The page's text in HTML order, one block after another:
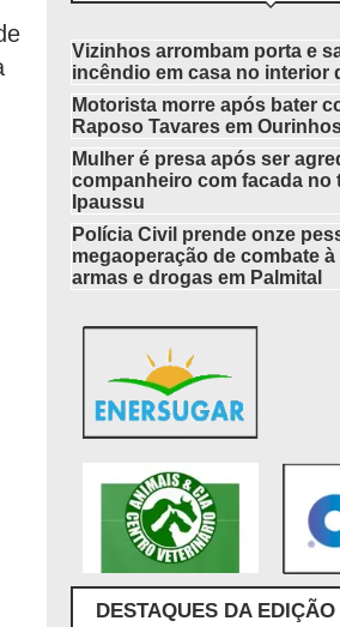
Vizinhos arrombam porta e
incêndio em casa no interior
Motorista morre após bater
Raposo Tavares em
Mulher é presa após ser
companheiro com facada no
Ipaussu
Polícia Civil prende onze
megaoperação de combate
armas e drogas em Palmital
DESTAQUES DA